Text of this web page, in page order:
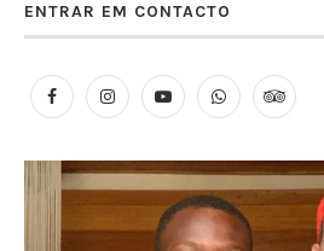
ENTRAR EM CONTACTO